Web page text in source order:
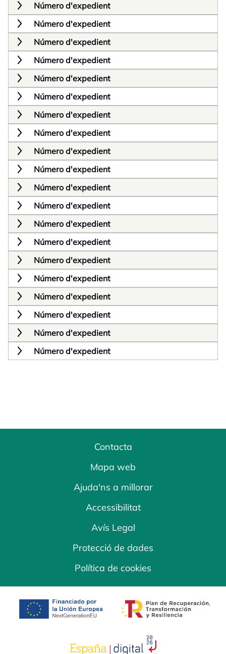
Número d'expedient
Número d'expedient
Número d'expedient
Número d'expedient
Número d'expedient
Número d'expedient
Número d'expedient
Número d'expedient
Número d'expedient
Número d'expedient
Número d'expedient
Número d'expedient
Número d'expedient
Número d'expedient
Número d'expedient
Número d'expedient
Número d'expedient
Número d'expedient
Número d'expedient
Número d'expedient
Contacta
Mapa web
Ajuda'ns a millorar
Accessibilitat
Avís Legal
Protecció de dades
Política de cookies
opens in a new tab opens in a new
opens in a new tab